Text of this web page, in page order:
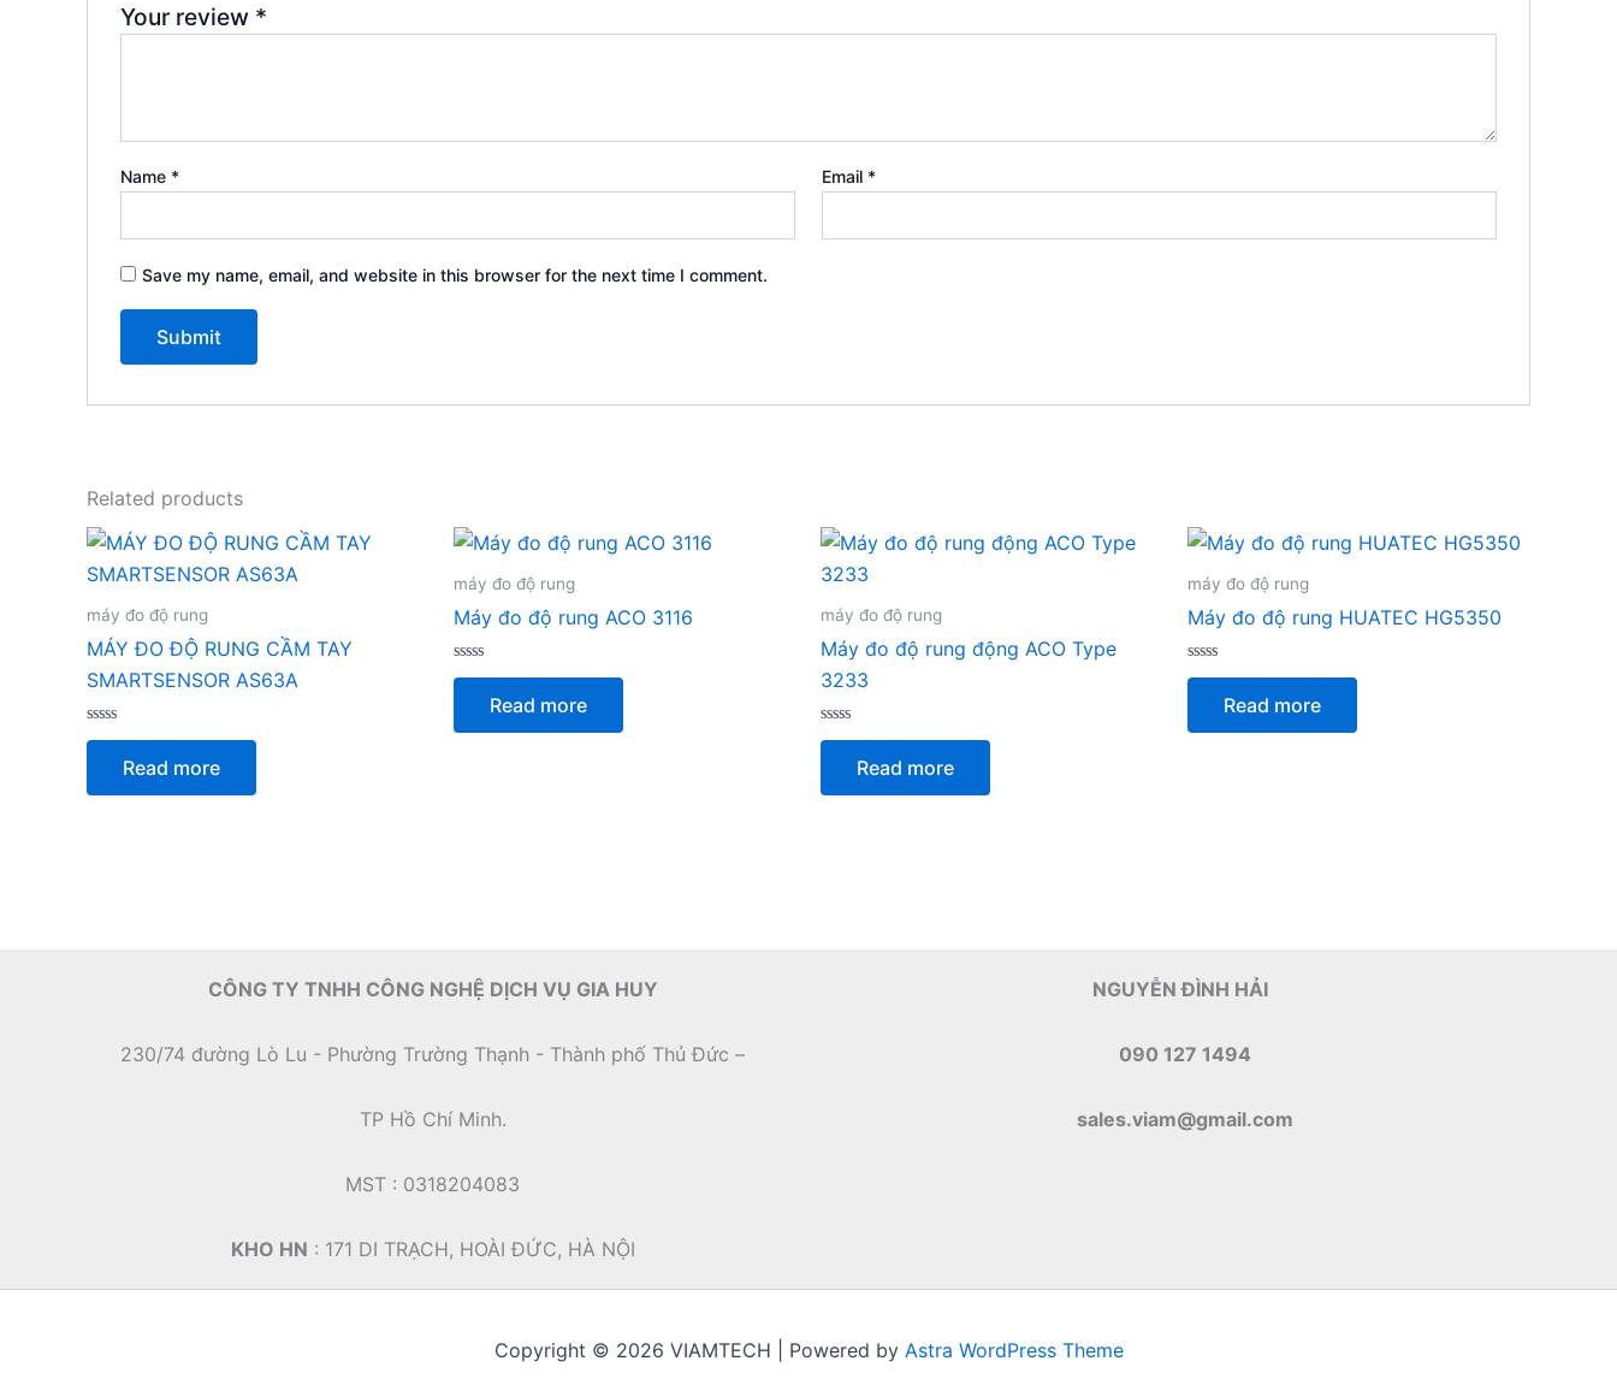
Your review *
Name * Email *
Save my name, email, and website in this browser for the next time I comment.
Related products
máy đo độ rung
MÁY ĐO ĐỘ RUNG CẦM TAY
SMARTSENSOR AS63A
Rated
5
Read more
máy đo độ rung
Máy đo độ rung ACO 3116
Rated
5
Read more
máy đo độ rung
Máy đo độ rung động ACO Type
3233
Rated
5
Read more
máy đo độ rung
Máy đo độ rung HUATEC HG5350
Rated
5
Read more
CÔNG TY TNHH CÔNG NGHỆ DỊCH VỤ GIA HUY
230/74 đường Lò Lu - Phường Trường Thạnh - Thành phố Thủ Đức –
TP Hồ Chí Minh.
MST : 0318204083
KHO HN : 171 DI TRẠCH, HOÀI ĐỨC, HÀ NỘI
NGUYỄN ĐÌNH HẢI
090 127 1494
sales.viam@gmail.com
Copyright © 2026 VIAMTECH | Powered by Astra WordPress Theme